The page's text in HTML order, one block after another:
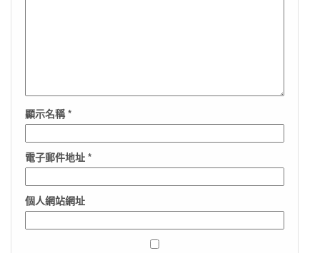
顯示名稱*
電子郵件地址 *
個人網站網址